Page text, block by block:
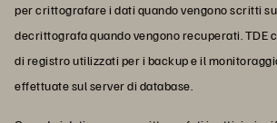
per crittografare i dati quando vengono scritti
decrittografa quando vengono recuperati. TDE
di registro utilizzati per i backup e il
effettuate sul server di database.